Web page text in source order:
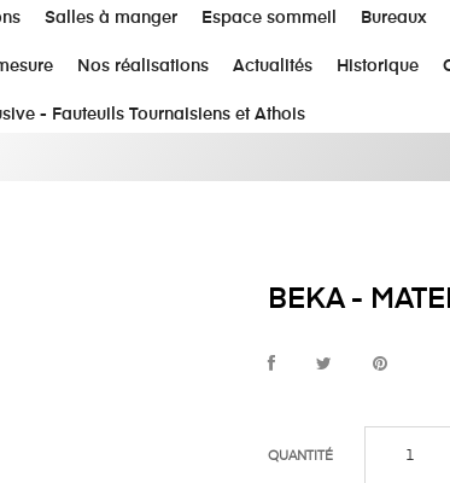
Salles à manger Espace sommeil Bureaux
Nos réalisations Actualités Historique
- Fauteuils Tournaisiens et Athois
BEKA -
QUANTITÉ